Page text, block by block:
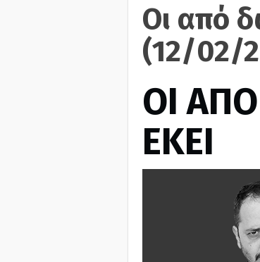
Οι από
(12/02/
ΟΙ
ΕΚΕΙ